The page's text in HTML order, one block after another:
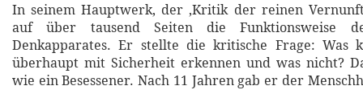
In seinem Hauptwerk, der ‚Kritik der reinen
auf über tausend Seiten die Funktionsweise
Denkapparates. Er stellte die kritische Frage: Was
überhaupt mit Sicherheit erkennen und was nicht?
wie ein Besessener. Nach 11 Jahren gab er der